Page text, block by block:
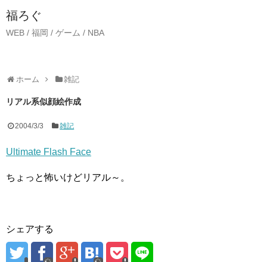
福ろぐ
WEB / 福岡 / ゲーム / NBA
ホーム 雑記
リアル系似顔絵作成
2004/3/3 雑記
Ultimate Flash Face
ちょっと怖いけどリアル～。
シェアする